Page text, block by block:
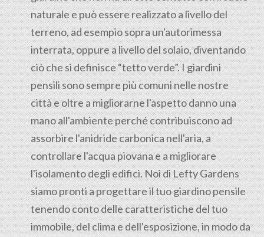
naturale e può essere realizzato a livello del
terreno, ad esempio sopra un'autorimessa
interrata, oppure a livello del solaio, diventando
ciò che si definisce “tetto verde”. I giardini
pensili sono sempre più comuni nelle nostre
città e oltre a migliorarne l'aspetto danno una
mano all'ambiente perché contribuiscono ad
assorbire l'anidride carbonica nell'aria, a
controllare l'acqua piovana e a migliorare
l'isolamento degli edifici. Noi di Lefty Gardens
siamo pronti a progettare il tuo giardino pensile
tenendo conto delle caratteristiche del tuo
immobile, del clima e dell'esposizione, in modo da